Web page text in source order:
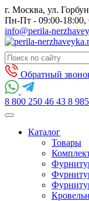
г. Москва, ул.
Пн-Пт - 09:00-
info@perila-
Обратный
8 800 250 46 43 8
Каталог
Товары